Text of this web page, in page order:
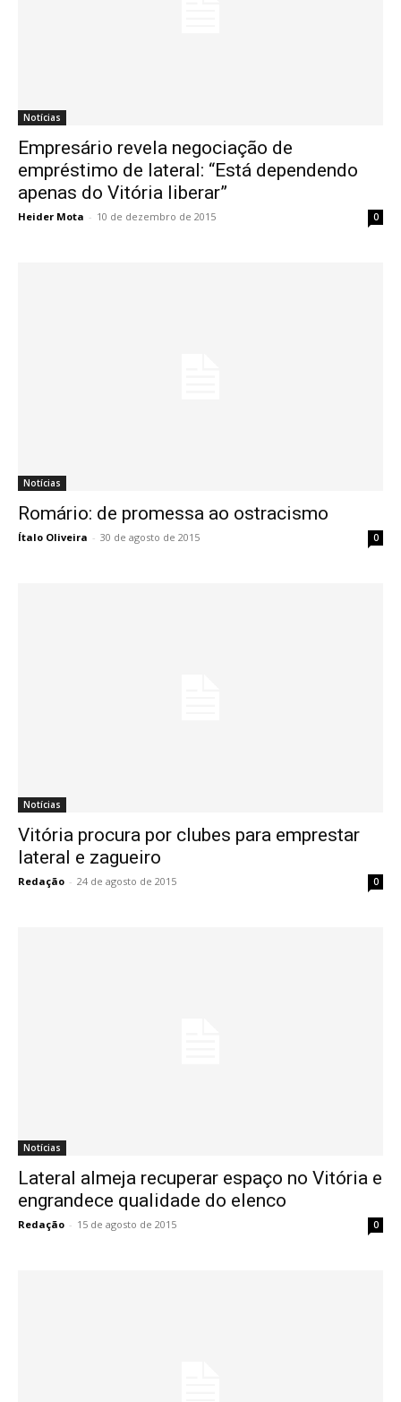
Notícias
Empresário revela negociação de
empréstimo de lateral: “Está dependendo
apenas do Vitória liberar”
Heider Mota - 10 de dezembro de 2015 0
Notícias
Romário: de promessa ao ostracismo
Ítalo Oliveira - 30 de agosto de 2015 0
Notícias
Vitória procura por clubes para emprestar
lateral e zagueiro
Redação - 24 de agosto de 2015 0
Notícias
Lateral almeja recuperar espaço no Vitória e
engrandece qualidade do elenco
Redação - 15 de agosto de 2015 0